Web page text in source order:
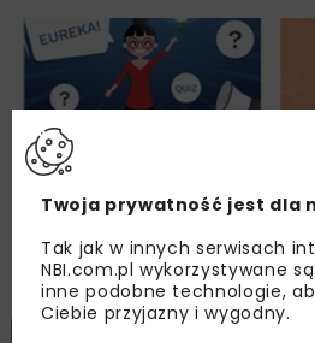
PLK apeluje
Twoja prywatność jest dla
Tak jak w innych serwisach
NBI.com.pl wykorzystywane
inne podobne technologie,
Ciebie przyjazny i wygodny.